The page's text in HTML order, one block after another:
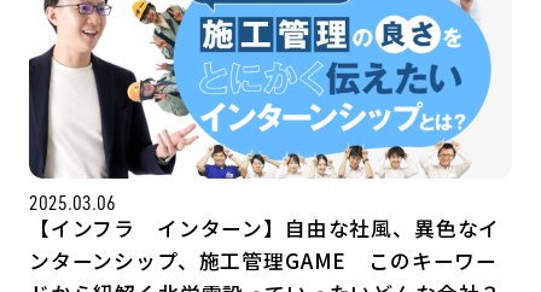
2025.03.06
【インフラ インターン】自由な社風、異色なイ
ンターンシップ、施工管理GAME このキーワー